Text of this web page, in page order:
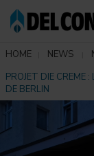
HOME NEWS
PROJET DIE CREME
DE BERLIN